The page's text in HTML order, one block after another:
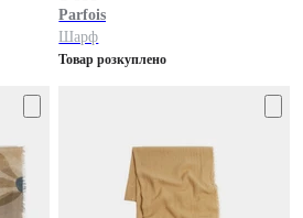
Parfois
Шарф
Товар розкуплено